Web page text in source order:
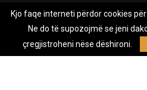
Rreth nesh Impresumi
Privacy
Zhurnal.mk është Agjenci e Lajmeve
Kjo faqe interneti përdor cookies
Ne do të supozojmë se jeni
çregjistroheni nëse dëshironi.